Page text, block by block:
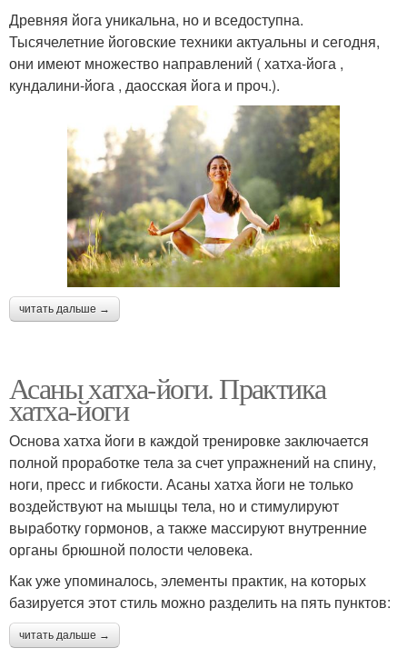
Древняя йога уникальна, но и вседоступна.
Тысячелетние йоговские техники актуальны и сегодня,
они имеют множество направлений ( хатха-йога ,
кундалини-йога , даосская йога и проч.).
читать дальше →
Асаны хатха-йоги. Практика
хатха-йоги
Основа хатха йоги в каждой тренировке заключается
полной проработке тела за счет упражнений на спину,
ноги, пресс и гибкости. Асаны хатха йоги не только
воздействуют на мышцы тела, но и стимулируют
выработку гормонов, а также массируют внутренние
органы брюшной полости человека.
Как уже упоминалось, элементы практик, на которых
базируется этот стиль можно разделить на пять пунктов:
читать дальше →